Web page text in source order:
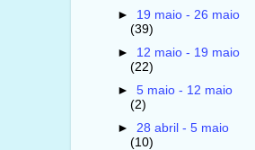
► 19 maio - 26 maio
(39)
► 12 maio - 19 maio
(22)
► 5 maio - 12 maio
(2)
► 28 abril - 5 maio
(10)